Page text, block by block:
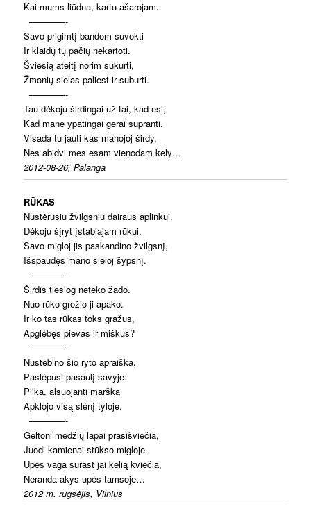
Kai mums liūdna, kartu ašarojam.
————-
Savo prigimtį bandom suvokti
Ir klaidų tų pačių nekartoti.
Šviesią ateitį norim sukurti,
Žmonių sielas paliest ir suburti.
————-
Tau dėkoju širdingai už tai, kad esi,
Kad mane ypatingai gerai supranti.
Visada tu jauti kas manojoj širdy,
Nes abidvi mes esam vienodam kely…
2012-08-26, Palanga
RŪKAS
Nustėrusiu žvilgsniu dairaus aplinkui.
Dėkoju šįryt įstabiajam rūkui.
Savo migloj jis paskandino žvilgsnį,
Išspaudęs mano sieloj šypsnį.
————-
Širdis tiesiog neteko žado.
Nuo rūko grožio ji apako.
Ir ko tas rūkas toks gražus,
Apglėbęs pievas ir miškus?
————-
Nustebino šio ryto apraiška,
Paslėpusi pasaulį savyje.
Pilka, alsuojanti marška
Apklojo visą slėnį tyloje.
————-
Geltoni medžių lapai prasišviečia,
Juodi kamienai stūkso migloje.
Upės vaga surast jai kelią kviečia,
Neranda akys upės tamsoje…
2012 m. rugsėjis, Vilnius